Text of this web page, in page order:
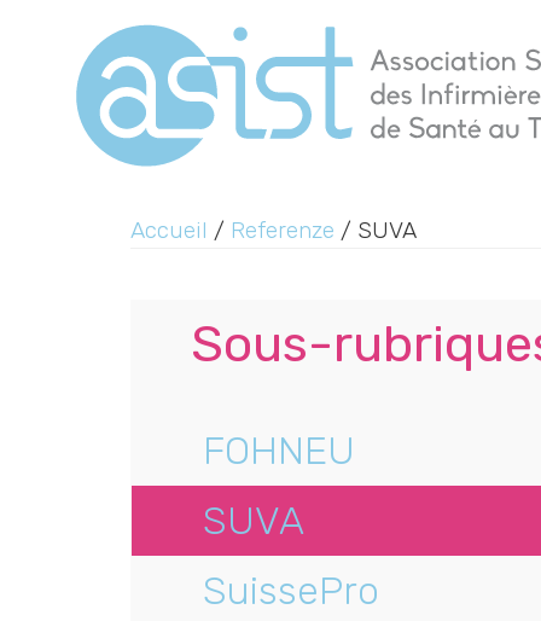
Accueil / Referenze / SUVA
Sous-
FOHNEU
SUVA
SuissePro